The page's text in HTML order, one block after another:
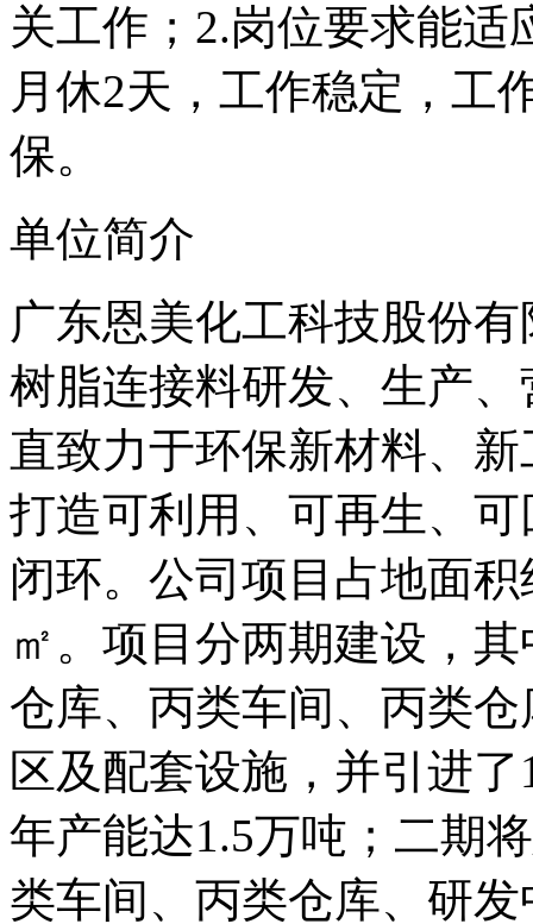
关工作；2.岗位要求能
月休2天，工作稳定，工
保。
单位简介
广东恩美化工科技股份
树脂连接料研发、生产
直致力于环保新材料、
打造可利用、可再生、
闭环。公司项目占地面
㎡。项目分两期建设，
仓库、丙类车间、丙类
区及配套设施，并引进
年产能达1.5万吨；二期
类车间、丙类仓库、研